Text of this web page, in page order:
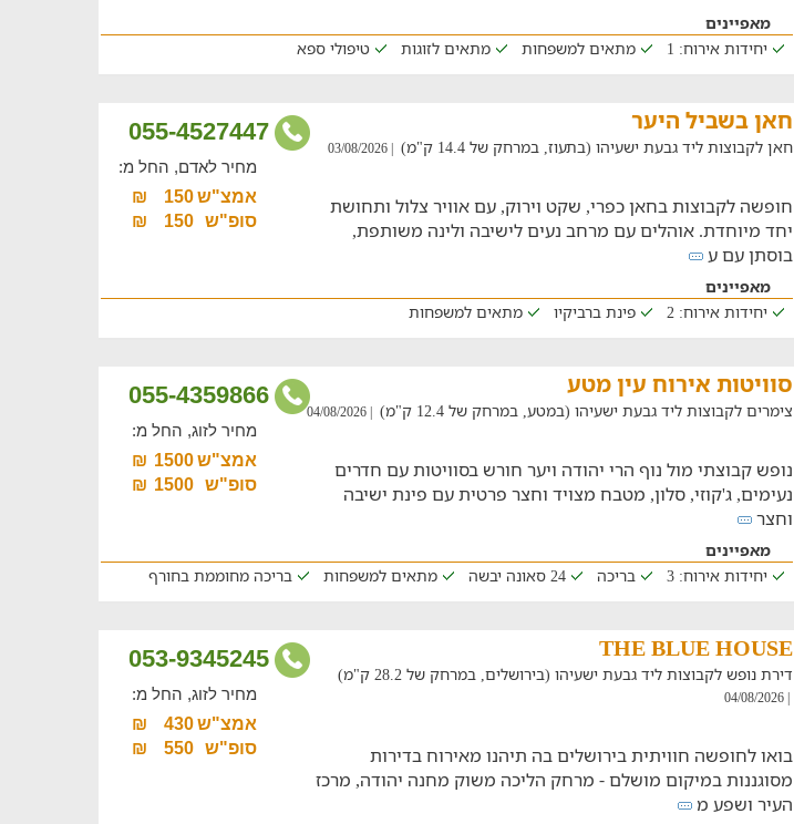
מאפיינים
יחידות אירוח: 1
מתאים למשפחות מתאים לזוגות טיפולי ספא
055-4527447 חאן בשביל היער
חאן לקבוצות ליד גבעת ישעיהו (בתעוז, במרחק של 14.4 ק"מ) | 03/08/2026
חופשה לקבוצות בחאן כפרי, שקט וירוק, עם אוויר צלול ותחושת
יחד מיוחדת. אוהלים עם מרחב נעים לישיבה ולינה משותפת,
בוסתן עם ע
מחיר לאדם, החל מ:
אמצ"ש150
₪
סופ"ש
150
₪
מאפיינים
יחידות אירוח: 2
פינת ברביקיו מתאים למשפחות
055-4359866 סוויטות אירוח עין מטע
צימרים לקבוצות ליד גבעת ישעיהו (במטע, במרחק של 12.4 ק"מ) | 04/08/2026
נופש קבוצתי מול נוף הרי יהודה ויער חורש בסוויטות עם חדרים
נעימים, ג'קוזי, סלון, מטבח מצויד וחצר פרטית עם פינת ישיבה
וחצר
מחיר לזוג, החל מ:
אמצ"ש1500
₪
סופ"ש
1500
₪
מאפיינים
יחידות אירוח: 3
בריכה 24 סאונה יבשה מתאים למשפחות בריכה מחוממת בחורף
053-9345245 THE BLUE HOUSE
דירת נופש לקבוצות ליד גבעת ישעיהו (בירושלים, במרחק של 28.2 ק"מ)
| 04/08/2026
בואו לחופשה חוויתית בירושלים בה תיהנו מאירוח בדירות
מסוגננות במיקום מושלם - מרחק הליכה משוק מחנה יהודה, מרכז
העיר ושפע מ
מחיר לזוג, החל מ:
אמצ"ש430
₪
סופ"ש
550
₪